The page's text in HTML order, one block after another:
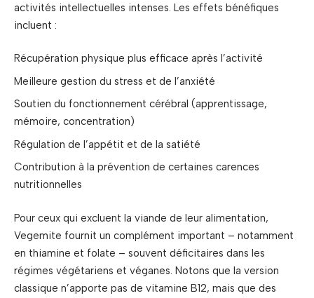
activités intellectuelles intenses. Les effets bénéfiques
incluent :
Récupération physique plus efficace après l’activité
Meilleure gestion du stress et de l’anxiété
Soutien du fonctionnement cérébral (apprentissage,
mémoire, concentration)
Régulation de l’appétit et de la satiété
Contribution à la prévention de certaines carences
nutritionnelles
Pour ceux qui excluent la viande de leur alimentation,
Vegemite fournit un complément important – notamment
en thiamine et folate – souvent déficitaires dans les
régimes végétariens et véganes. Notons que la version
classique n’apporte pas de vitamine B12, mais que des